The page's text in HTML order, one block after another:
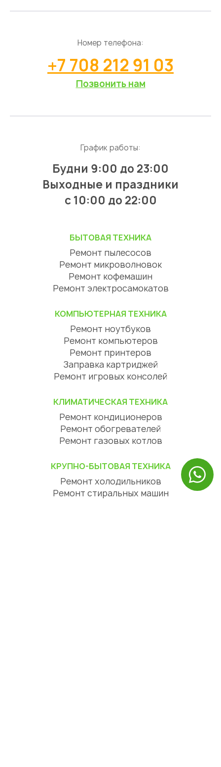
Номер телефона:
+7 708 212 91 03
Позвонить нам
График работы:
Будни 9:00 до 23:00
Выходные и праздники
с 10:00 до 22:00
БЫТОВАЯ ТЕХНИКА
Ремонт пылесосов
Ремонт микроволновок
Ремонт кофемашин
Ремонт электросамокатов
КОМПЬЮТЕРНАЯ ТЕХНИКА
Ремонт ноутбуков
Ремонт компьютеров
Ремонт принтеров
Заправка картриджей
Ремонт игровых консолей
КЛИМАТИЧЕСКАЯ ТЕХНИКА
Ремонт кондиционеров
Ремонт обогревателей
Ремонт газовых котлов
КРУПНО-БЫТОВАЯ ТЕХНИКА
Ремонт холодильников
Ремонт стиральных машин